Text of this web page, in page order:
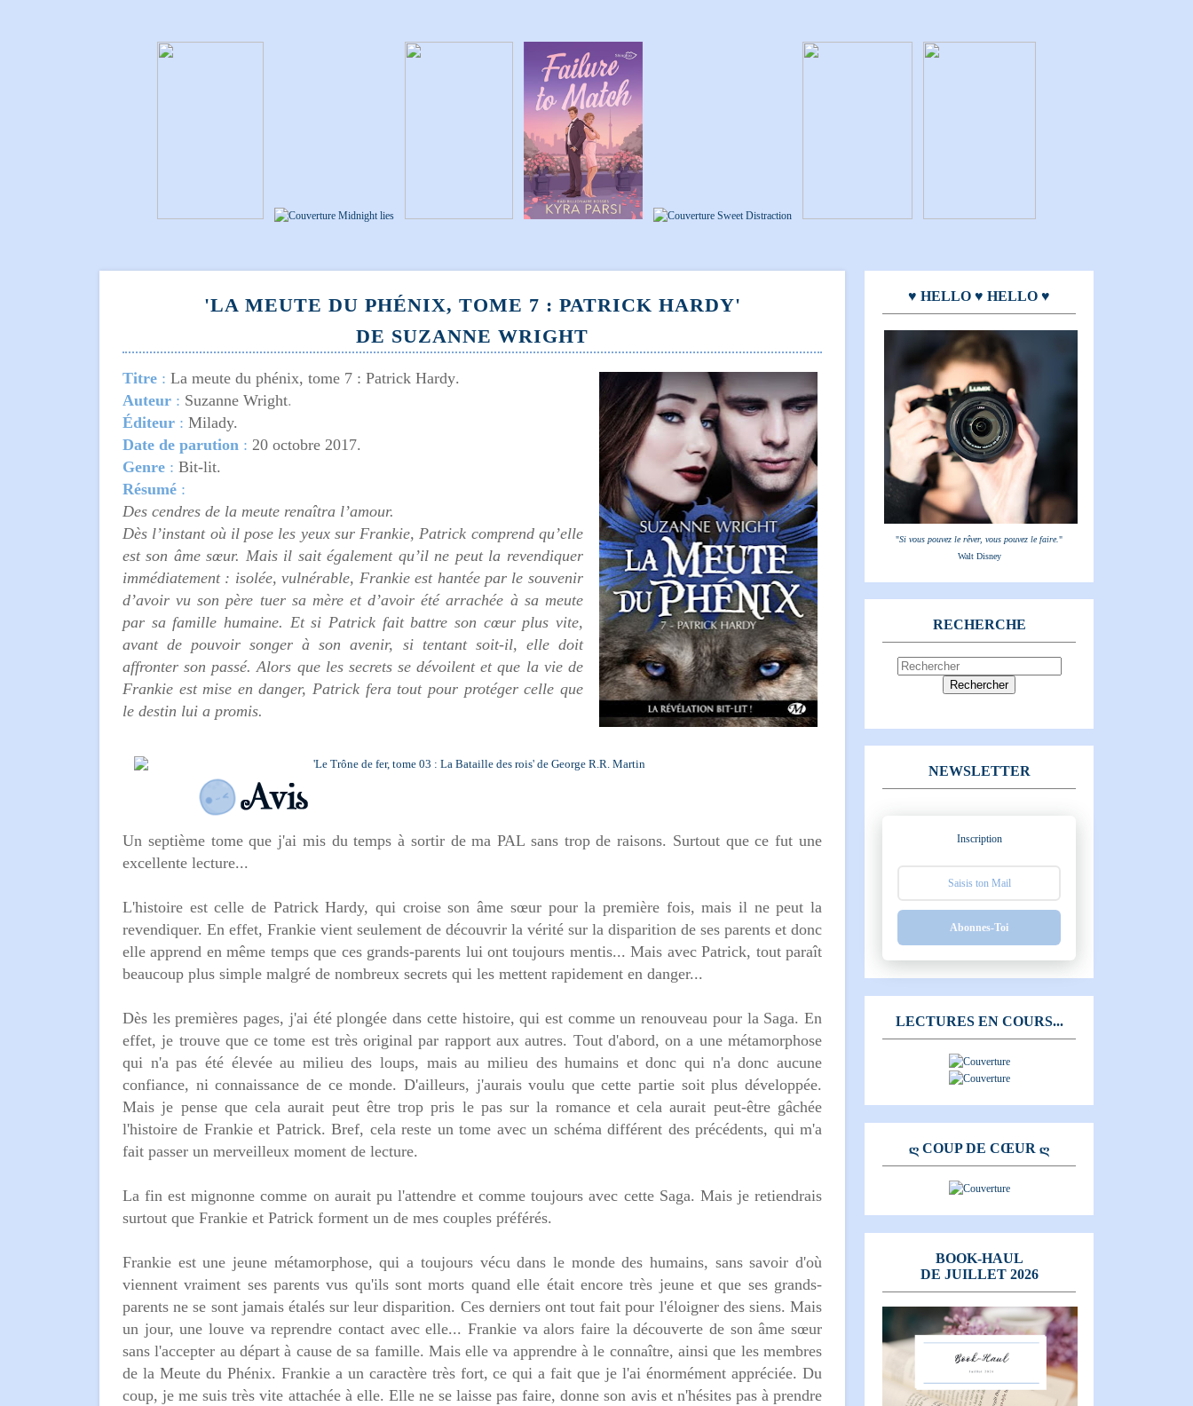
'LA MEUTE DU PHÉNIX, TOME 7 : PATRICK HARDY'
DE SUZANNE WRIGHT
Titre : La meute du phénix, tome 7 : Patrick Hardy.
Auteur : Suzanne Wright.
Éditeur : Milady.
Date de parution : 20 octobre 2017.
Genre : Bit-lit.
Résumé :
Des cendres de la meute renaîtra l’amour.
Dès l’instant où il pose les yeux sur Frankie, Patrick comprend qu’elle
est son âme sœur. Mais il sait également qu’il ne peut la revendiquer
immédiatement : isolée, vulnérable, Frankie est hantée par le souvenir
d’avoir vu son père tuer sa mère et d’avoir été arrachée à sa meute
par sa famille humaine. Et si Patrick fait battre son cœur plus vite,
avant de pouvoir songer à son avenir, si tentant soit-il, elle doit
affronter son passé. Alors que les secrets se dévoilent et que la vie de
Frankie est mise en danger, Patrick fera tout pour protéger celle que
le destin lui a promis.
Un septième tome que j'ai mis du temps à sortir de ma PAL sans trop de raisons. Surtout que ce fut une
excellente lecture...
L'histoire est celle de Patrick Hardy, qui croise son âme sœur pour la première fois, mais il ne peut la
revendiquer. En effet, Frankie vient seulement de découvrir la vérité sur la disparition de ses parents et donc
elle apprend en même temps que ces grands-parents lui ont toujours mentis... Mais avec Patrick, tout paraît
beaucoup plus simple malgré de nombreux secrets qui les mettent rapidement en danger...
Dès les premières pages, j'ai été plongée dans cette histoire, qui est comme un renouveau pour la Saga. En
effet, je trouve que ce tome est très original par rapport aux autres. Tout d'abord, on a une métamorphose
qui n'a pas été élevée au milieu des loups, mais au milieu des humains et donc qui n'a donc aucune
confiance, ni connaissance de ce monde. D'ailleurs, j'aurais voulu que cette partie soit plus développée.
Mais je pense que cela aurait peut être trop pris le pas sur la romance et cela aurait peut-être gâchée
l'histoire de Frankie et Patrick. Bref, cela reste un tome avec un schéma différent des précédents, qui m'a
fait passer un merveilleux moment de lecture.
La fin est mignonne comme on aurait pu l'attendre et comme toujours avec cette Saga. Mais je retiendrais
surtout que Frankie et Patrick forment un de mes couples préférés.
Frankie est une jeune métamorphose, qui a toujours vécu dans le monde des humains, sans savoir d'où
viennent vraiment ses parents vus qu'ils sont morts quand elle était encore très jeune et que ses grands-
parents ne se sont jamais étalés sur leur disparition. Ces derniers ont tout fait pour l'éloigner des siens. Mais
un jour, une louve va reprendre contact avec elle... Frankie va alors faire la découverte de son âme sœur
sans l'accepter au départ à cause de sa famille. Mais elle va apprendre à le connaître, ainsi que les membres
de la Meute du Phénix. Frankie a un caractère très fort, ce qui a fait que je l'ai énormément appréciée. Du
coup, je me suis très vite attachée à elle. Elle ne se laisse pas faire, donne son avis et n'hésites pas à prendre
♥ HELLO ♥ HELLO ♥
"Si vous pouvez le rêver, vous pouvez le faire."
Walt Disney
RECHERCHE
NEWSLETTER
Inscription
Abonnes-Toi
LECTURES EN COURS...
Ღ COUP DE CŒUR Ღ
BOOK-HAUL
DE JUILLET 2026